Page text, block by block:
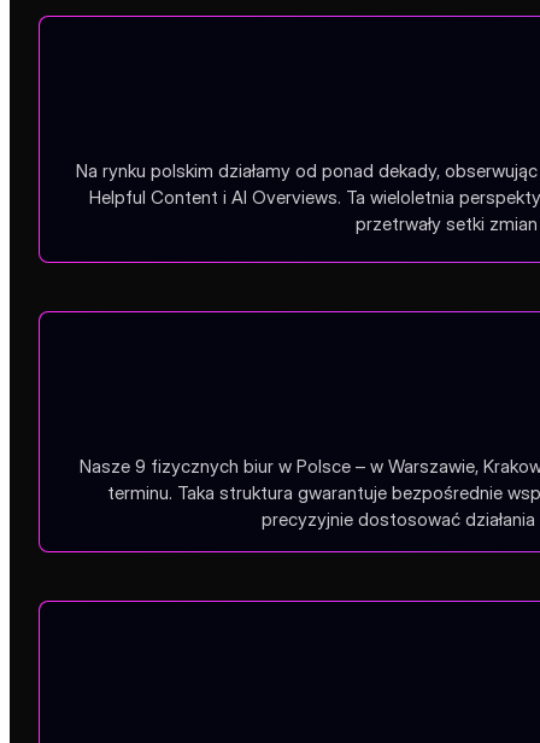
Na rynku polskim działamy od ponad dekady,
Helpful Content i AI Overviews. Ta wieloletnia
przetrwały setki
Nasze 9 fizycznych biur w Polsce – w Warszawie,
terminu. Taka struktura gwarantuje bezpośrednie
precyzyjnie dostosować